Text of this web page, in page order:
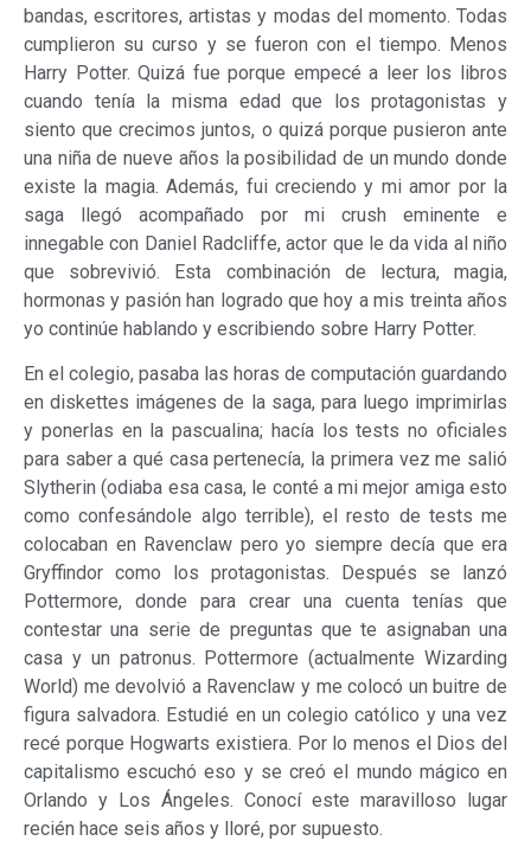
bandas, escritores, artistas y modas del momento. Todas
cumplieron su curso y se fueron con el tiempo. Menos
Harry Potter. Quizá fue porque empecé a leer los libros
cuando tenía la misma edad que los protagonistas y
siento que crecimos juntos, o quizá porque pusieron ante
una niña de nueve años la posibilidad de un mundo donde
existe la magia. Además, fui creciendo y mi amor por la
saga llegó acompañado por mi crush eminente e
innegable con Daniel Radcliffe, actor que le da vida al niño
que sobrevivió. Esta combinación de lectura, magia,
hormonas y pasión han logrado que hoy a mis treinta años
yo continúe hablando y escribiendo sobre Harry Potter.
En el colegio, pasaba las horas de computación guardando
en diskettes imágenes de la saga, para luego imprimirlas
y ponerlas en la pascualina; hacía los tests no oficiales
para saber a qué casa pertenecía, la primera vez me salió
Slytherin (odiaba esa casa, le conté a mi mejor amiga esto
como confesándole algo terrible), el resto de tests me
colocaban en Ravenclaw pero yo siempre decía que era
Gryffindor como los protagonistas. Después se lanzó
Pottermore, donde para crear una cuenta tenías que
contestar una serie de preguntas que te asignaban una
casa y un patronus. Pottermore (actualmente Wizarding
World) me devolvió a Ravenclaw y me colocó un buitre de
figura salvadora. Estudié en un colegio católico y una vez
recé porque Hogwarts existiera. Por lo menos el Dios del
capitalismo escuchó eso y se creó el mundo mágico en
Orlando y Los Ángeles. Conocí este maravilloso lugar
recién hace seis años y lloré, por supuesto.